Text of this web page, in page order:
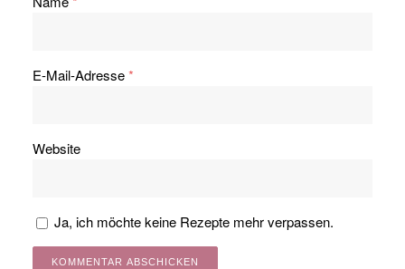
E-Mail-Adresse*
Website
Ja, ich möchte keine Rezepte mehr verpassen.